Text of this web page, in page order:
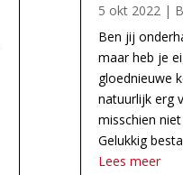
5 okt 2022 |
Ben jij
maar heb je
gloednieuwe
natuurlijk erg
misschien
Gelukkig
Lees meer